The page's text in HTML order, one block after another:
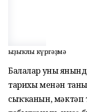
Ҡыҙыҡлы күргәҙмә
Балалар уның
тарихы менән
сыҡҡанын, мәктәп